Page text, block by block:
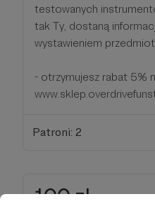
testowanych
tak Ty, dostaną
wystawieniem
- otrzymujesz rabat 5%
Patroni: 2
100 zł